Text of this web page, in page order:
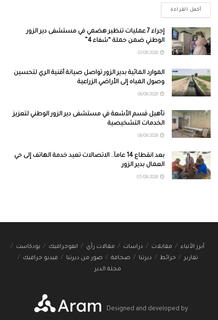
أكمل القراءة
إجراء 7 عمليات تنظير هضمي في مستشفى دير الزور
الوطني ضمن حملة “شفاء 4”
الموارد المائية بدير الزور تواصل صيانة أقنية الري لتحسين
وصول المياه إلى الأراضي الزراعية
تأهيل قسم الأشعة في مستشفى دير الزور الوطني لتعزيز
الخدمات التشخيصية
بعد انقطاع 14 عاماً.. الاتصالات تعيد خدمة الهاتف إلى حي
العمال بدير الزور
أبرز الأنباء مقابلات دراسات مقالات رأي انفوجرافيك
بودكاست
تقارير
خرائط ديرتنا صحافة صور من ديرتنا
فيديو جرافيك
مجلة الدير
Designed and developed by